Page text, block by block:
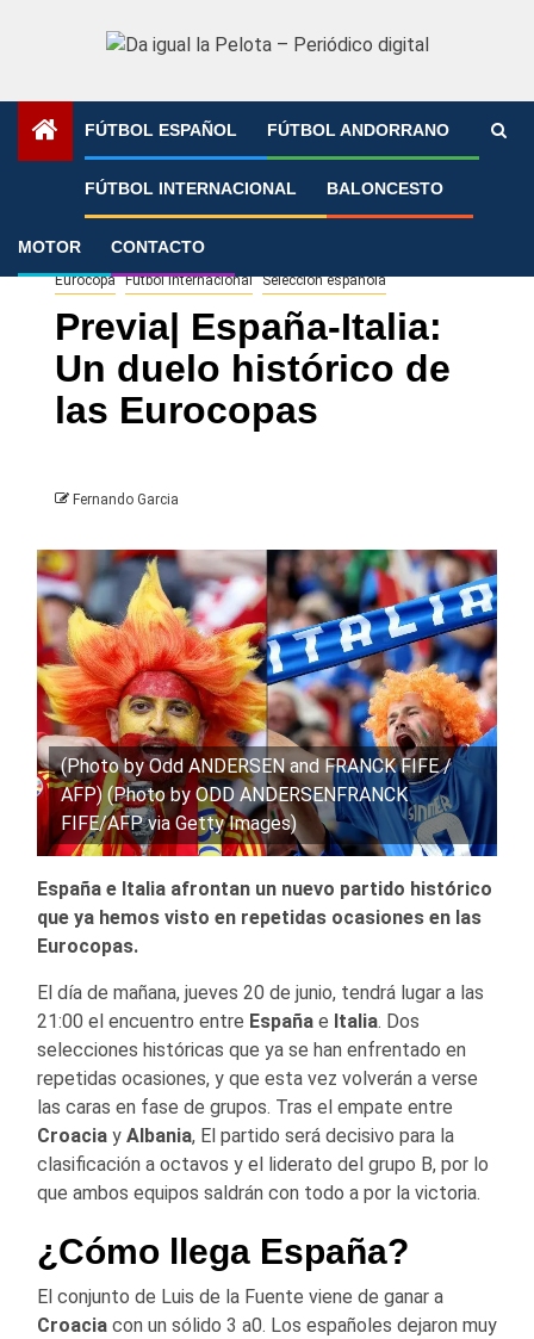
FÚTBOL ESPAÑOL FÚTBOL ANDORRANO
FÚTBOL INTERNACIONAL BALONCESTO
MOTOR CONTACTO
»
Eurocopa Fútbol Internacional Selección española
Previa| España-Italia:
Un duelo histórico de
las Eurocopas
Fernando Garcia
(Photo by Odd ANDERSEN and FRANCK FIFE /
AFP) (Photo by ODD ANDERSENFRANCK
FIFE/AFP via Getty Images)
España e Italia afrontan un nuevo partido histórico
que ya hemos visto en repetidas ocasiones en las
Eurocopas.
El día de mañana, jueves 20 de junio, tendrá lugar a las
21:00 el encuentro entre España e Italia. Dos
selecciones históricas que ya se han enfrentado en
repetidas ocasiones, y que esta vez volverán a verse
las caras en fase de grupos. Tras el empate entre
Croacia y Albania, El partido será decisivo para la
clasificación a octavos y el liderato del grupo B, por lo
que ambos equipos saldrán con todo a por la victoria.
¿Cómo llega España?
El conjunto de Luis de la Fuente viene de ganar a
Croacia con un sólido 3 a0. Los españoles dejaron muy